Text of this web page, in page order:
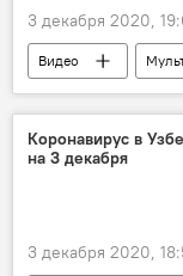
3 декабря 2020,
Видео
Коронавирус в
на 3 декабря
3 декабря 2020,